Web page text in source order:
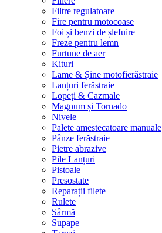
Filtre regulatoare
Fire pentru motocoase
Foi și benzi de șlefuire
Freze pentru lemn
Furtune de aer
Kituri
Lame & Șine motofierăstraie
Lanțuri ferăstraie
Lopeți & Cazmale
Magnum și Tornado
Nivele
Palete amestecatoare manuale
Pânze ferăstraie
Pietre abrazive
Pile Lanțuri
Pistoale
Presostate
Reparații filete
Rulete
Sârmă
Supape